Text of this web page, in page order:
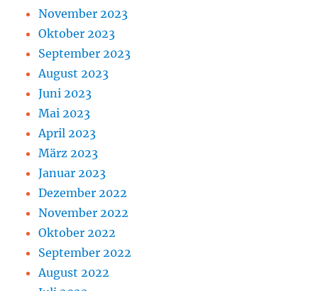
November 2023
Oktober 2023
September 2023
August 2023
Juni 2023
Mai 2023
April 2023
März 2023
Januar 2023
Dezember 2022
November 2022
Oktober 2022
September 2022
August 2022